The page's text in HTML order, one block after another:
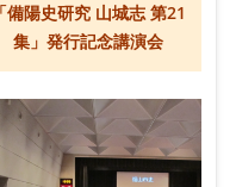
「備陽史研究 山城志 第21
集」発行記念講演会